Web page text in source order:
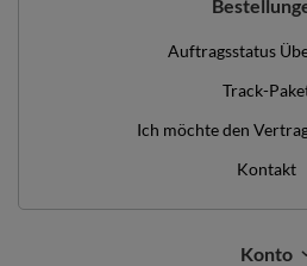
Auftragsstatus
Track-
Ich möchte den
Kontakt
Konto